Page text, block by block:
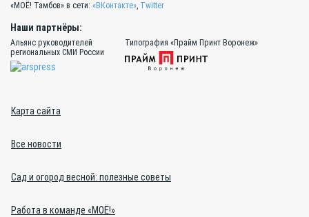
«МОЁ! Тамбов» в сети: «ВКонтакте», Twitter
Наши партнёры:
Альянс руководителей
региональных СМИ России
Типография «Прайм Принт Воронеж»
Карта сайта
Все новости
Сад и огород весной: полезные советы
Работа в команде «МОЁ!»